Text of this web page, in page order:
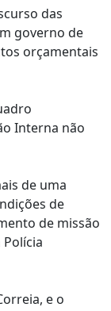
das
governo de
orçamentais
Interna não
de uma
de
de missão
e o